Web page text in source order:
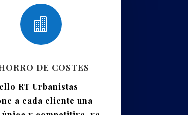

DE COSTES
RT Urbanistas
a cada cliente una